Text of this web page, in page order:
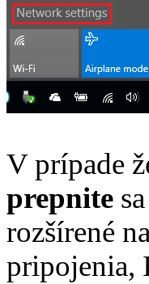
V prípade
prepnite sa
rozšírené
pripojenia,